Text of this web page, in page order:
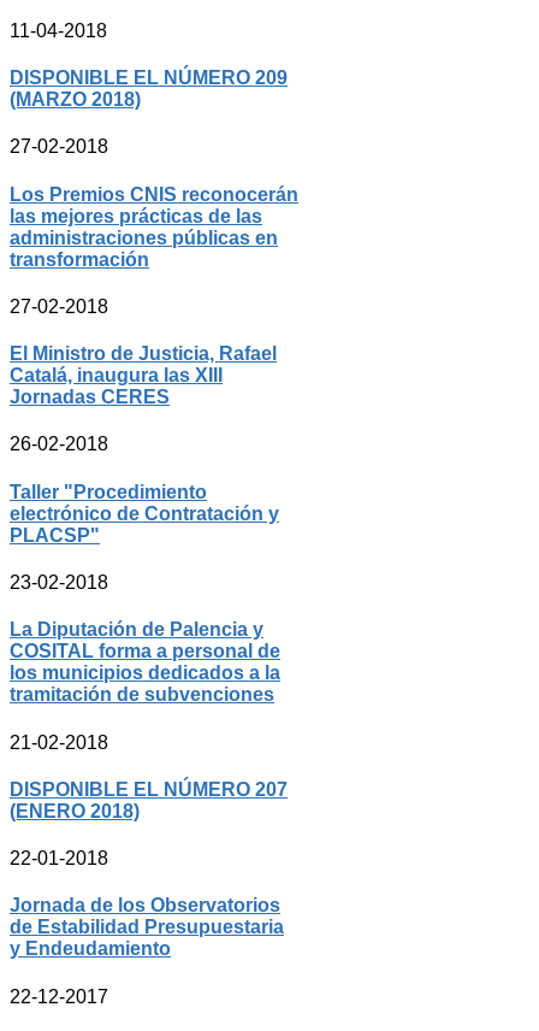
11-04-2018
DISPONIBLE EL NÚMERO 209
(MARZO 2018)
27-02-2018
Los Premios CNIS reconocerán
las mejores prácticas de las
administraciones públicas en
transformación
27-02-2018
El Ministro de Justicia, Rafael
Catalá, inaugura las XIII
Jornadas CERES
26-02-2018
Taller "Procedimiento
electrónico de Contratación y
PLACSP"
23-02-2018
La Diputación de Palencia y
COSITAL forma a personal de
los municipios dedicados a la
tramitación de subvenciones
21-02-2018
DISPONIBLE EL NÚMERO 207
(ENERO 2018)
22-01-2018
Jornada de los Observatorios
de Estabilidad Presupuestaria
y Endeudamiento
22-12-2017